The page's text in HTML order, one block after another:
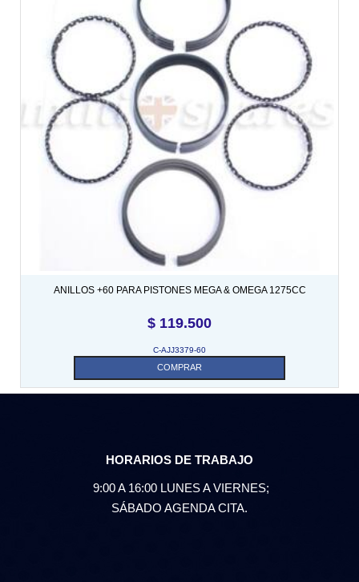
ANILLOS +60 PARA PISTONES MEGA & OMEGA 1275CC
$ 119.500
C-AJJ3379-60
COMPRAR
HORARIOS DE TRABAJO
9:00 A 16:00 LUNES A VIERNES;
SÁBADO AGENDA CITA.